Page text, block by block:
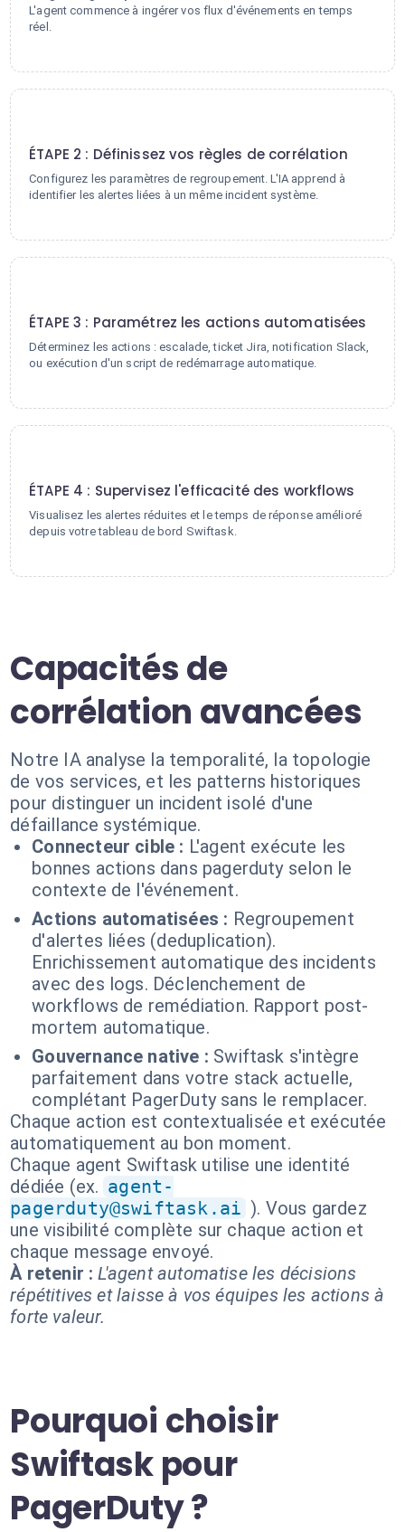
L'agent commence à ingérer vos flux d'événements en temps
réel.
ÉTAPE 2 : Définissez vos règles de corrélation
Configurez les paramètres de regroupement. L'IA apprend à
identifier les alertes liées à un même incident système.
ÉTAPE 3 : Paramétrez les actions automatisées
Déterminez les actions : escalade, ticket Jira, notification Slack,
ou exécution d'un script de redémarrage automatique.
ÉTAPE 4 : Supervisez l'efficacité des workflows
Visualisez les alertes réduites et le temps de réponse amélioré
depuis votre tableau de bord Swiftask.
Capacités de
corrélation avancées
Notre IA analyse la temporalité, la topologie
de vos services, et les patterns historiques
pour distinguer un incident isolé d'une
défaillance systémique.
Connecteur cible : L'agent exécute les
bonnes actions dans pagerduty selon le
contexte de l'événement.
Actions automatisées : Regroupement
d'alertes liées (deduplication).
Enrichissement automatique des incidents
avec des logs. Déclenchement de
workflows de remédiation. Rapport post-
mortem automatique.
Gouvernance native : Swiftask s'intègre
parfaitement dans votre stack actuelle,
complétant PagerDuty sans le remplacer.
Chaque action est contextualisée et exécutée
automatiquement au bon moment.
Chaque agent Swiftask utilise une identité
dédiée (ex. agent-
pagerduty@swiftask.ai ). Vous gardez
une visibilité complète sur chaque action et
chaque message envoyé.
À retenir : L'agent automatise les décisions
répétitives et laisse à vos équipes les actions à
forte valeur.
Pourquoi choisir
Swiftask pour
PagerDuty ?